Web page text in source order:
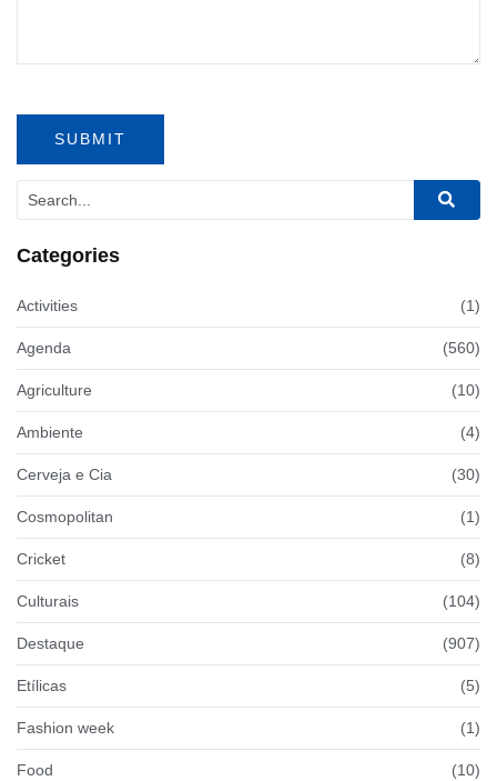
Categories
Activities (1)
Agenda (560)
Agriculture (10)
Ambiente (4)
Cerveja e Cia (30)
Cosmopolitan (1)
Cricket (8)
Culturais (104)
Destaque (907)
Etílicas (5)
Fashion week (1)
Food (10)